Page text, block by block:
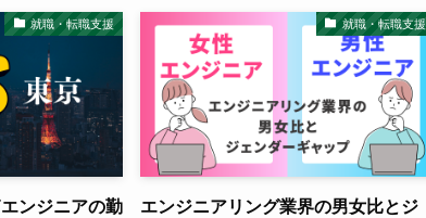
就職・転職支援
ンジニアの勤
就職・転職支援
エンジニアリング業界の男女比とジ